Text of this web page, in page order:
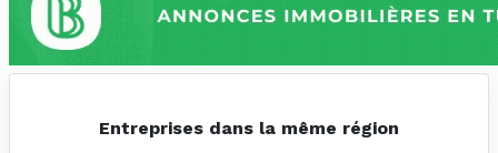
Entreprises dans la même région